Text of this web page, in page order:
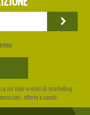
mi invii e-mail di marketing
offerte e sconti.